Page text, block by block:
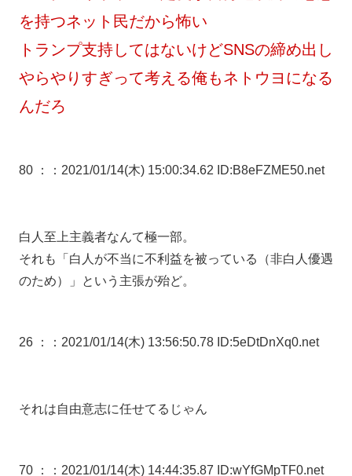
を持つネット民だから怖い
トランプ支持してはないけどSNSの締め出し
やらやりすぎって考える俺もネトウヨになる
んだろ
80 ： ：2021/01/14(木) 15:00:34.62 ID:B8eFZME50.net
白人至上主義者なんて極一部。
それも「白人が不当に不利益を被っている（非白人優遇
のため）」という主張が殆ど。
26 ： ：2021/01/14(木) 13:56:50.78 ID:5eDtDnXq0.net
それは自由意志に任せてるじゃん
70 ： ：2021/01/14(木) 14:44:35.87 ID:wYfGMpTF0.net